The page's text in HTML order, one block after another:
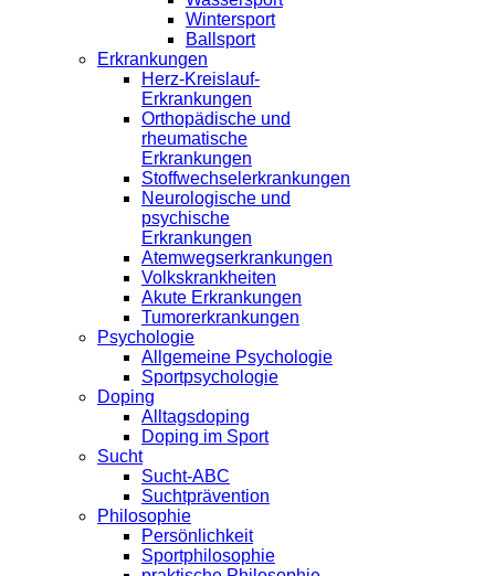
Wintersport
Ballsport
Erkrankungen
Herz-Kreislauf-
Erkrankungen
Orthopädische und
rheumatische
Erkrankungen
Stoffwechselerkrankungen
Neurologische und
psychische
Erkrankungen
Atemwegserkrankungen
Volkskrankheiten
Akute Erkrankungen
Tumorerkrankungen
Psychologie
Allgemeine Psychologie
Sportpsychologie
Doping
Alltagsdoping
Doping im Sport
Sucht
Sucht-ABC
Suchtprävention
Philosophie
Persönlichkeit
Sportphilosophie